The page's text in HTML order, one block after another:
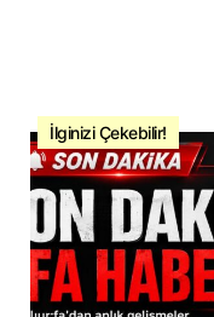
İlginizi Çekebilir!